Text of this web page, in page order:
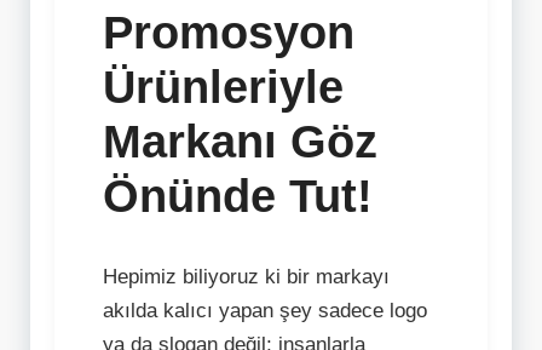
Promosyon
Ürünleriyle
Markanı Göz
Önünde Tut!
Hepimiz biliyoruz ki bir markayı
akılda kalıcı yapan şey sadece logo
ya da slogan değil; insanlarla